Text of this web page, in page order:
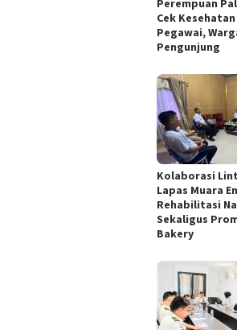
Perempuan
Cek
Pegawai,
Pengunjung
Kolaborasi
Lapas Muara
Rehabilitasi
Sekaligus
Bakery